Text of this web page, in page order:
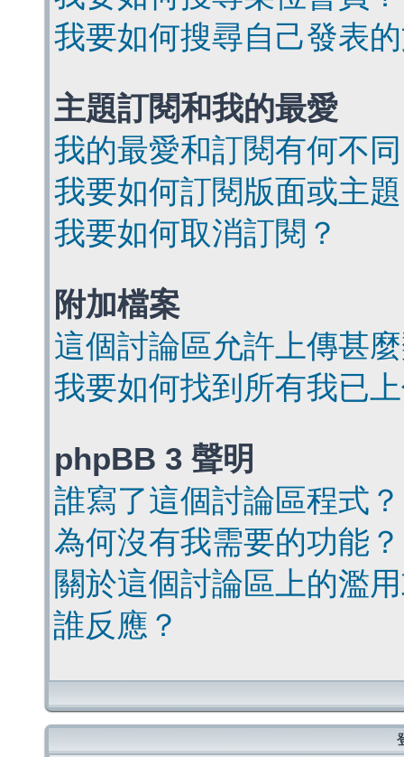
我要如何搜尋自己發表
主題訂閱和我的最愛
我的最愛和訂閱有何不
我要如何訂閱版面或主
我要如何取消訂閱？
附加檔案
這個討論區允許上傳甚
我要如何找到所有我已
phpBB 3 聲明
誰寫了這個討論區程式？
為何沒有我需要的功能？
關於這個討論區上的濫
誰反應？